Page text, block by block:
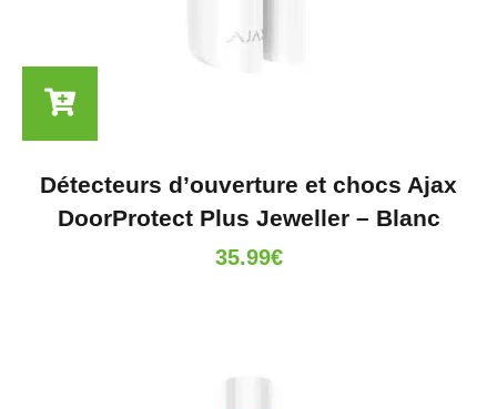
Détecteurs d’ouverture et chocs Ajax
DoorProtect Plus Jeweller – Blanc
35.99€